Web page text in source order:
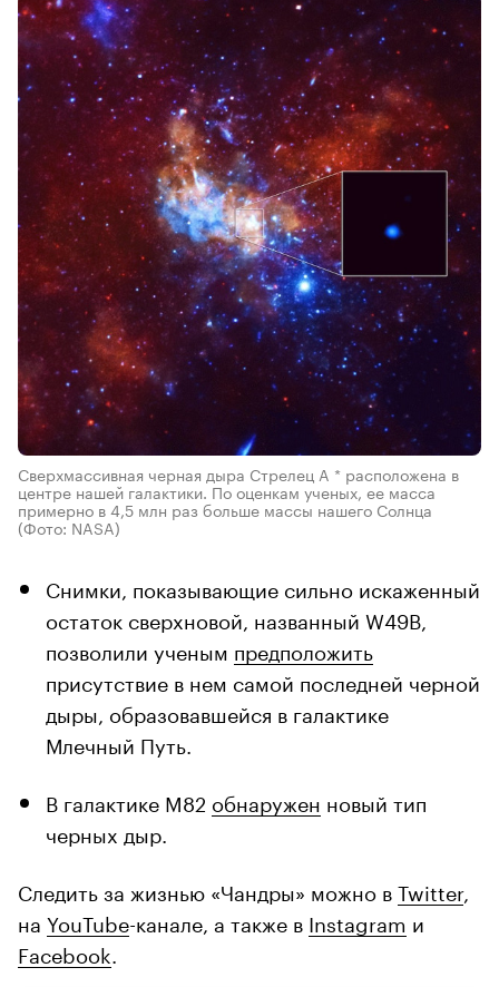
Сверхмассивная черная дыра Стрелец A * расположена в
центре нашей галактики. По оценкам ученых, ее масса
примерно в 4,5 млн раз больше массы нашего Солнца
(Фото: NASA)
Снимки, показывающие сильно искаженный
остаток сверхновой, названный W49B,
позволили ученым предположить
присутствие в нем самой последней черной
дыры, образовавшейся в галактике
Млечный Путь.
В галактике M82 обнаружен новый тип
черных дыр.
Следить за жизнью «Чандры» можно вTwitter,
на YouTube-канале, а также в Instagram и
Facebook